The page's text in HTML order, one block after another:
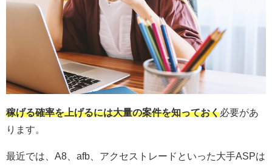
稼げる確率を上げるには大量の案件を知っておく必要があ
ります。
最近では、A8、afb、アクセストレードといった大手ASPは